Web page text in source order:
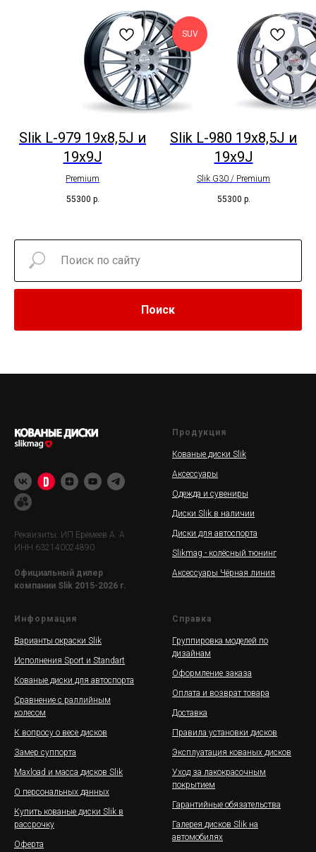
Slik L-979 19x8,5J и
19x9J
Premium
55300 р.
SUV
Slik L-980 19x8,5J и
19x9J
Slik G30 / Premium
55300 р.
Поиск
Реквизиты: ИП Еремеев А. А.
ИНН 632140024890
Официальный дилер
компании Slik 2015-2026 г.
Продукция
Кованые диски Slik
Аксессуары
Одежда и сувениры
Диски Slik в наличии
Диски для автоспорта
Slikmag - колёсный тюнинг
Аксессуары Чёрная линия
Информация
Варианты окраски Slik
Исполнения Sport и Standart
Кованые диски для автоспорта
Сравнение с раллийным
колесом
К вопросу о весе дисков
Замер суппорта
Maxload и масса дисков Slik
О персональных данных
Купить кованые диски Slik в
рассрочку
Оферта
Справка
Группировка моделей по
дизайнам
Оформление заказа
Оплата и возврат товара
Доставка
Правила установки дисков
Эксплуатация кованых дисков
Уход за лакокрасочным
покрытием
Гарантийные обязательства
Галерея дисков Slik на
автомобилях